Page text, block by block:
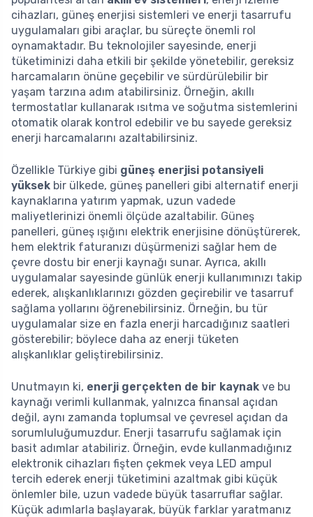
cihazları, güneş enerjisi sistemleri ve enerji tasarrufu
uygulamaları gibi araçlar, bu süreçte önemli rol
oynamaktadır. Bu teknolojiler sayesinde, enerji
tüketiminizi daha etkili bir şekilde yönetebilir, gereksiz
harcamaların önüne geçebilir ve sürdürülebilir bir
yaşam tarzına adım atabilirsiniz. Örneğin, akıllı
termostatlar kullanarak ısıtma ve soğutma sistemlerini
otomatik olarak kontrol edebilir ve bu sayede gereksiz
enerji harcamalarını azaltabilirsiniz.
Özellikle Türkiye gibi güneş enerjisi potansiyeli
yüksek bir ülkede, güneş panelleri gibi alternatif enerji
kaynaklarına yatırım yapmak, uzun vadede
maliyetlerinizi önemli ölçüde azaltabilir. Güneş
panelleri, güneş ışığını elektrik enerjisine dönüştürerek,
hem elektrik faturanızı düşürmenizi sağlar hem de
çevre dostu bir enerji kaynağı sunar. Ayrıca, akıllı
uygulamalar sayesinde günlük enerji kullanımınızı takip
ederek, alışkanlıklarınızı gözden geçirebilir ve tasarruf
sağlama yollarını öğrenebilirsiniz. Örneğin, bu tür
uygulamalar size en fazla enerji harcadığınız saatleri
gösterebilir; böylece daha az enerji tüketen
alışkanlıklar geliştirebilirsiniz.
Unutmayın ki, enerji gerçekten de bir kaynak ve bu
kaynağı verimli kullanmak, yalnızca finansal açıdan
değil, aynı zamanda toplumsal ve çevresel açıdan da
sorumluluğumuzdur. Enerji tasarrufu sağlamak için
basit adımlar atabiliriz. Örneğin, evde kullanmadığınız
elektronik cihazları fişten çekmek veya LED ampul
tercih ederek enerji tüketimini azaltmak gibi küçük
önlemler bile, uzun vadede büyük tasarruflar sağlar.
Küçük adımlarla başlayarak, büyük farklar yaratmanız